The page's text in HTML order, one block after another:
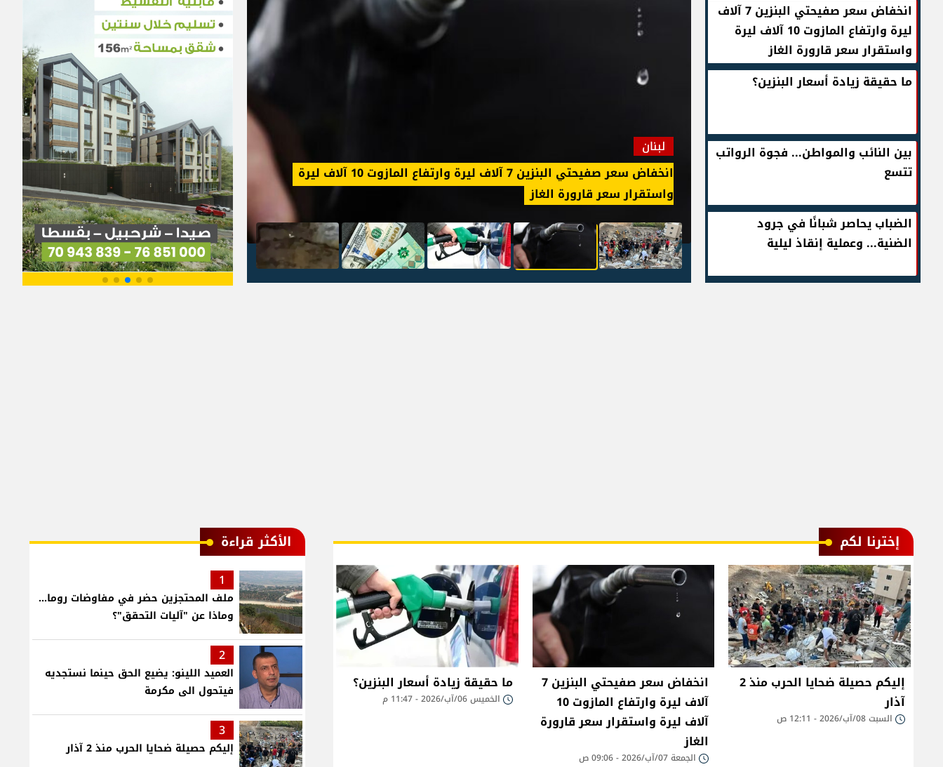
انخفاض سعر صفيحتي البنزين 7 آلاف
ليرة وارتفاع المازوت 10 آلاف ليرة
واستقرار سعر قارورة الغاز
ما حقيقة زيادة أسعار البنزين؟
بين النائب والمواطن... فجوة الرواتب
تتسع
الضباب يحاصر شبانًا في جرود
الضنية... وعملية إنقاذ ليلية
لبنان
ما حقيقة زيادة أسعار البنزين؟
لبنان
بين النائب والمواطن... فجوة الرواتب
إخترنا لكم
إليكم حصيلة ضحايا الحرب منذ 2
آذار
السبت 08/آب/2026 - 12:11 ص
انخفاض سعر صفيحتي البنزين 7
آلاف ليرة وارتفاع المازوت 10
آلاف ليرة واستقرار سعر قارورة
الغاز
الجمعة 07/آب/2026 - 09:06 ص
ما حقيقة زيادة أسعار البنزين؟
الخميس 06/آب/2026 - 11:47 م
الأكثر قراءة
1
ملف المحتجزين حضر في مفاوضات روما...
وماذا عن "آليات التحقق"؟
2
العميد اللينو: يضيع الحق حينما نستجديه
فيتحول الى مكرمة
3
إليكم حصيلة ضحايا الحرب منذ 2 آذار